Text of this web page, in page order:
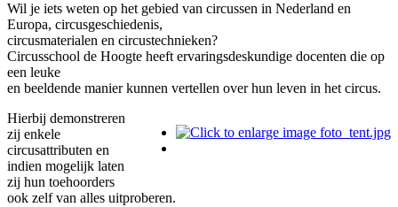
Wil je iets weten op het gebied van circussen in Nederland en
Europa, circusgeschiedenis,
circusmaterialen en circustechnieken?
Circusschool de Hoogte heeft ervaringsdeskundige docenten die op
een leuke
en beeldende manier kunnen vertellen over hun leven in het circus.
Hierbij demonstreren
zij enkele
circusattributen en
indien mogelijk laten
zij hun toehoorders
ook zelf van alles uitproberen.